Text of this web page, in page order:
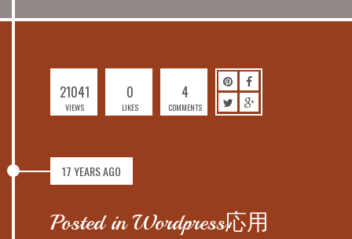
21041
VIEWS
0
LIKES
4
COMMENTS
17 YEARS AGO
Posted in Wordpress応用